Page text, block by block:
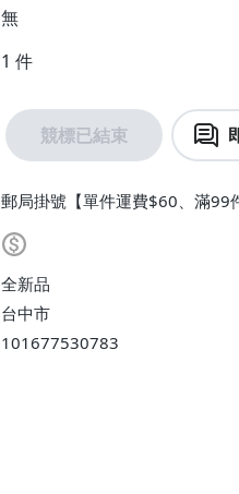
無
1 件
競標已結束
郵局掛號【單件運費$60、滿99
全新品
台中市
101677530783